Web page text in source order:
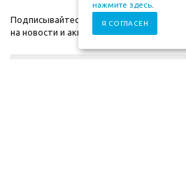
Подписывайтесь
на новости и акции
нажмите здесь
Я СОГЛАСЕН